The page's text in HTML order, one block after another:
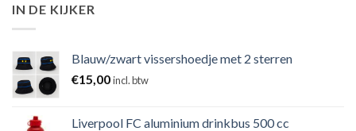
IN DE KIJKER
Blauw/zwart vissershoedje met 2 sterren
€15,00incl. btw
Liverpool FC aluminium drinkbus 500 cc